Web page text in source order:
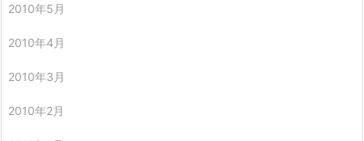
2010年5月
2010年4月
2010年3月
2010年2月